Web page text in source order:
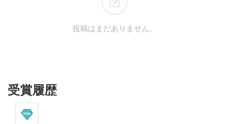
投稿はまだありません。
受賞履歴